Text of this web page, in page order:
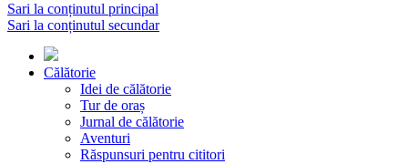
Sari la conținutul principal
Sari la conținutul secundar
Călătorie
Idei de călătorie
Tur de oraș
Jurnal de călătorie
Aventuri
Răspunsuri pentru cititori